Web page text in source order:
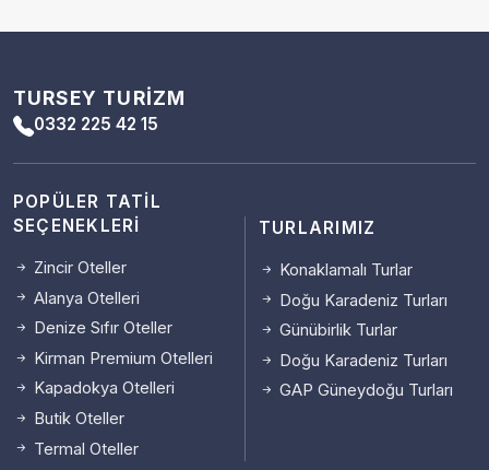
TURSEY TURIZM
0332 225 42 15
POPÜLER TATIL
SEÇENEKLERI
Zincir Oteller
Alanya Otelleri
Denize Sıfır Oteller
Kirman Premium Otelleri
Kapadokya Otelleri
Butik Oteller
Termal Oteller
TURLARIMIZ
Konaklamalı Turlar
Doğu Karadeniz Turları
Günübirlik Turlar
Doğu Karadeniz Turları
GAP Güneydoğu Turları